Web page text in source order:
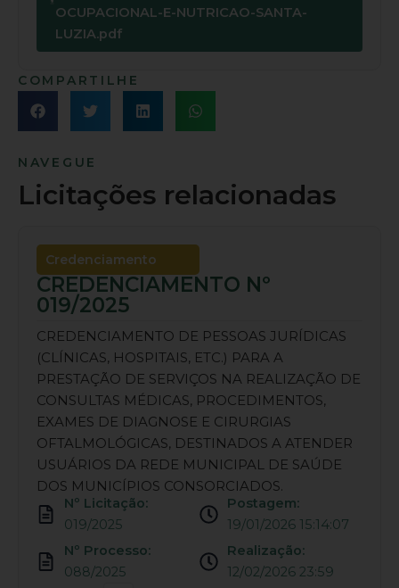
OCUPACIONAL-E-NUTRICAO-SANTA-
LUZIA.pdf
COMPARTILHE
NAVEGUE
Licitações relacionadas
Credenciamento
CREDENCIAMENTO Nº
019/2025
CREDENCIAMENTO DE PESSOAS JURÍDICAS
(CLÍNICAS, HOSPITAIS, ETC.) PARA A
PRESTAÇÃO DE SERVIÇOS NA REALIZAÇÃO DE
CONSULTAS MÉDICAS, PROCEDIMENTOS,
EXAMES DE DIAGNOSE E CIRURGIAS
OFTALMOLÓGICAS, DESTINADOS A ATENDER
USUÁRIOS DA REDE MUNICIPAL DE SAÚDE
DOS MUNICÍPIOS CONSORCIADOS.
Nº Licitação:
019/2025
Nº Processo:
088/2025
Postagem:
19/01/2026 15:14:07
Realização:
12/02/2026 23:59